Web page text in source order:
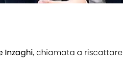
Inzaghi, chiamata a riscattare